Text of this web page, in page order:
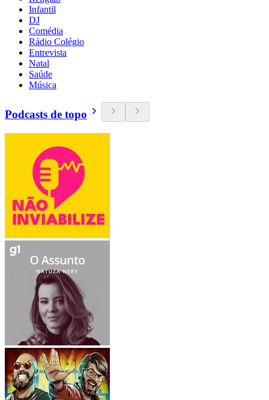
Infantil
DJ
Comédia
Rádio Colégio
Entrevista
Natal
Saúde
Música
Podcasts de topo